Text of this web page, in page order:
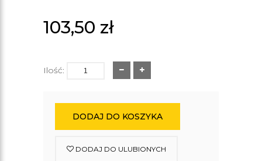
103,50 zł
Ilość:
DODAJ DO KOSZYKA
DODAJ DO ULUBIONYCH